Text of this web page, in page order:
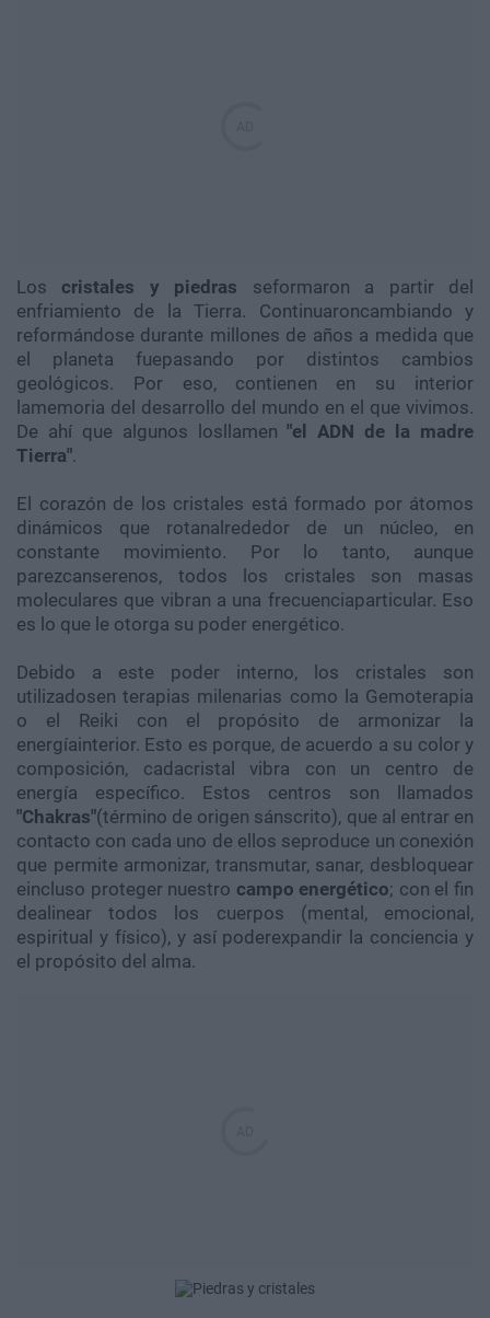
Los cristales y piedras seformaron a partir del
enfriamiento de la Tierra. Continuaroncambiando y
reformándose durante millones de años a medida que
el planeta fuepasando por distintos cambios
geológicos. Por eso, contienen en su interior
lamemoria del desarrollo del mundo en el que vivimos.
De ahí que algunos losllamen "el ADN de la madre
Tierra".
El corazón de los cristales está formado por átomos
dinámicos que rotanalrededor de un núcleo, en
constante movimiento. Por lo tanto, aunque
parezcanserenos, todos los cristales son masas
moleculares que vibran a una frecuenciaparticular. Eso
es lo que le otorga su poder energético.
Debido a este poder interno, los cristales son
utilizadosen terapias milenarias como la Gemoterapia
o el Reiki con el propósito de armonizar la
energíainterior. Esto es porque, de acuerdo a su color y
composición, cadacristal vibra con un centro de
energía específico. Estos centros son llamados
"Chakras"(término de origen sánscrito), que al entrar en
contacto con cada uno de ellos seproduce un conexión
que permite armonizar, transmutar, sanar, desbloquear
eincluso proteger nuestro campo energético; con el fin
dealinear todos los cuerpos (mental, emocional,
espiritual y físico), y así poderexpandir la conciencia y
el propósito del alma.